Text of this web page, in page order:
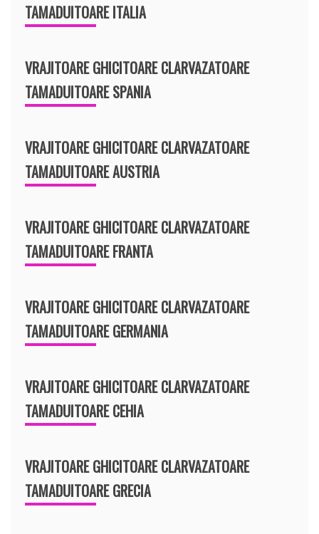
TAMADUITOARE ITALIA
VRAJITOARE GHICITOARE CLARVAZATOARE
TAMADUITOARE SPANIA
VRAJITOARE GHICITOARE CLARVAZATOARE
TAMADUITOARE AUSTRIA
VRAJITOARE GHICITOARE CLARVAZATOARE
TAMADUITOARE FRANTA
VRAJITOARE GHICITOARE CLARVAZATOARE
TAMADUITOARE GERMANIA
VRAJITOARE GHICITOARE CLARVAZATOARE
TAMADUITOARE CEHIA
VRAJITOARE GHICITOARE CLARVAZATOARE
TAMADUITOARE GRECIA